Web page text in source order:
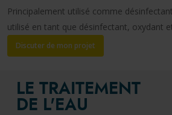
Principalement utilisé comme
utilisé en tant que désinfectant, oxydant
Discuter de mon projet
LE TRAITEMENT
DE L'EAU